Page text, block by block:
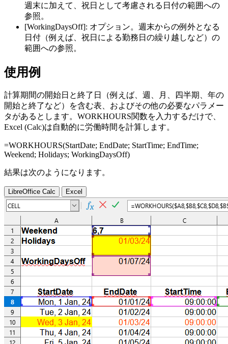
週末に加えて、祝日として考慮される日付の範囲への
参照。
[WorkingDaysOff]: オプション。週末からの例外となる
日付（例えば、祝日による勤務日の繰り越しなど）の
範囲への参照。
使用例
計算期間の開始日と終了日（例えば、週、月、四半期、年の
開始と終了など）を含む表、およびその他の必要なパラメー
タがあるとします。WORKHOURS関数を入力するだけで、
Excel (Calc)は自動的に労働時間を計算します。
=WORKHOURS(StartDate; EndDate; StartTime; EndTime;
Weekend; Holidays; WorkingDaysOff)
結果は次のようになります。
LibreOffice Calc Excel